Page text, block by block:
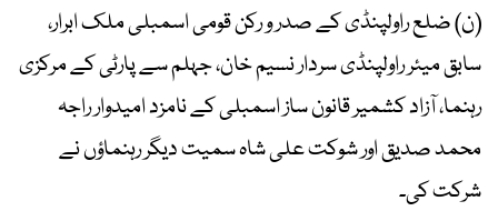
(ن) ضلع راولپنڈی کے صدر و رکن قومی اسمبلی ملک ابرار،
سابق میئر راولپنڈی سردار نسیم خان، جہلم سے پارٹی کے مرکزی
رہنما، آزاد کشمیر قانون ساز اسمبلی کے نامزد امیدوار راجہ
محمد صدیق اور شوکت علی شاہ سمیت دیگر رہنماؤں نے
شرکت کی۔